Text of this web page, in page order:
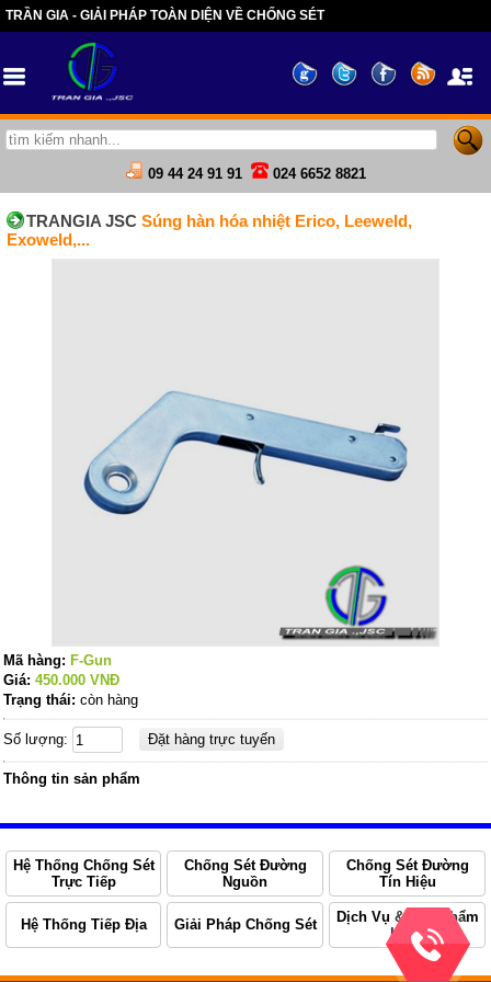
TRẦN GIA - GIẢI PHÁP TOÀN DIỆN VỀ CHỐNG SÉT
09 44 24 91 91 024 6652 8821
TRANGIA JSC Súng hàn hóa nhiệt Erico, Leeweld,
Exoweld,...
Mã hàng: F-Gun
Giá: 450.000 VNĐ
Trạng thái: còn hàng
Số lượng:
Thông tin sản phẩm
Hệ Thống Chống Sét
Trực Tiếp
Chống Sét Đường
Nguồn
Chống Sét Đường
Tín Hiệu
Hệ Thống Tiếp Địa Giải Pháp Chống Sét
Dịch Vụ & Sản Phẩm
Khác